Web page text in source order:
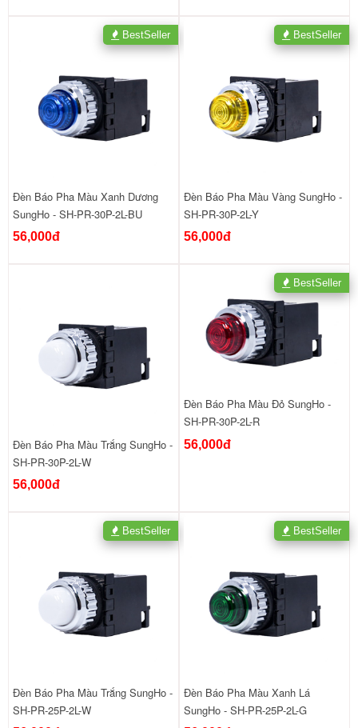
Đèn Báo Pha Màu Xanh Dương
SungHo - SH-PR-30P-2L-BU
56,000đ
BestSeller
Đèn Báo Pha Màu Vàng SungHo -
SH-PR-30P-2L-Y
56,000đ
BestSeller
Đèn Báo Pha Màu Trắng SungHo -
SH-PR-30P-2L-W
56,000đ
Đèn Báo Pha Màu Đỏ SungHo -
SH-PR-30P-2L-R
56,000đ
BestSeller
Đèn Báo Pha Màu Trắng SungHo -
SH-PR-25P-2L-W
BestSeller
Đèn Báo Pha Màu Xanh Lá
SungHo - SH-PR-25P-2L-G
BestSeller